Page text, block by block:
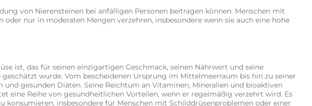
von Nierensteinen bei anfälligen Personen beitragen können. Menschen mit
nur in moderaten Mengen verzehren, insbesondere wenn sie auch eine hohe
ist, das für seinen einzigartigen Geschmack, seinen Nährwert und seine
wurde. Vom bescheidenen Ursprung im Mittelmeerraum bis hin zu seiner
gesunden Diäten. Seine Reichtum an Vitaminen, Mineralien und bioaktiven
Reihe von gesundheitlichen Vorteilen, wenn er regelmäßig verzehrt wird. Es
insbesondere für Menschen mit Schilddrüsenproblemen oder einer